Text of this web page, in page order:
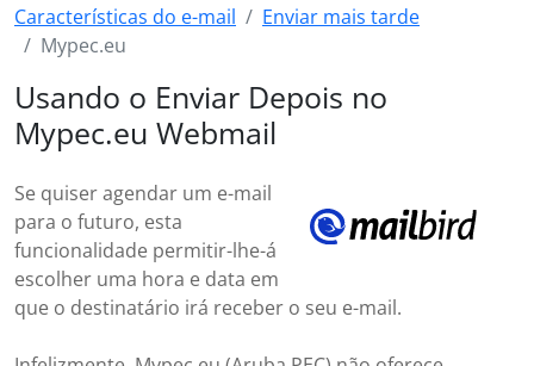
Características do e-mail
Enviar mais tarde
Mypec.eu
Usando o Enviar Depois no
Mypec.eu Webmail
Se quiser agendar um e-mail
para o futuro, esta
funcionalidade permitir-lhe-á
escolher uma hora e data em
que o destinatário irá receber o seu e-mail.